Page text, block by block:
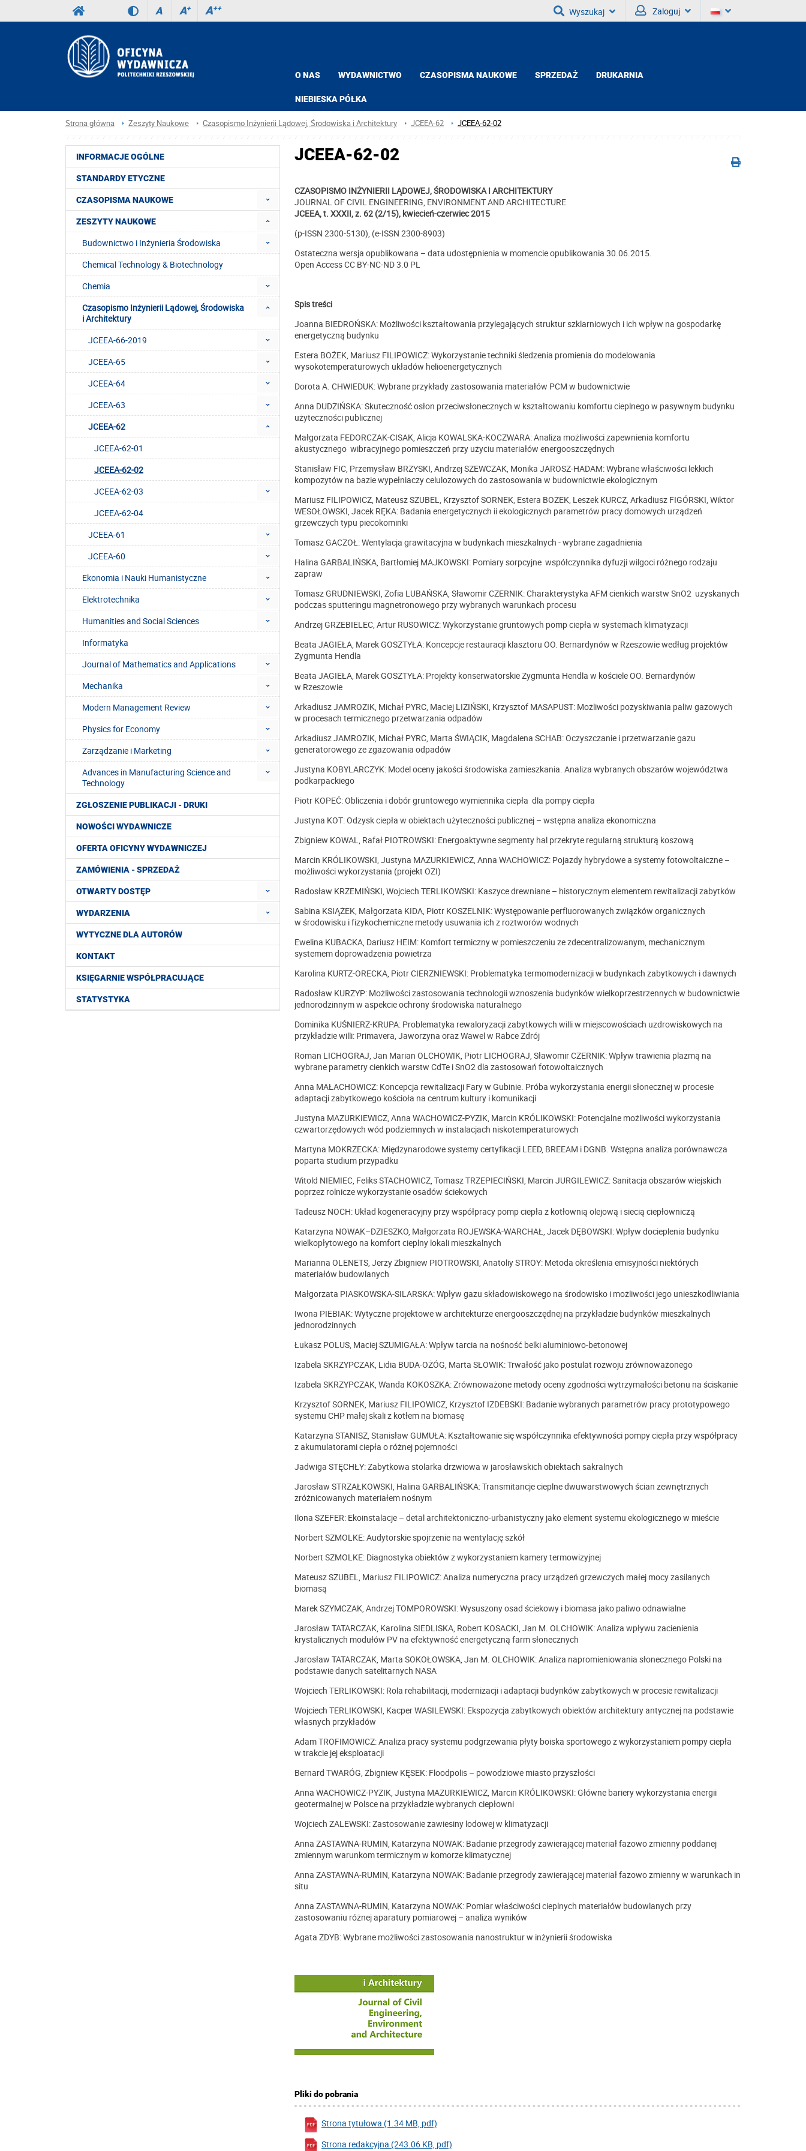
A A+ A++ Wyszukaj Zaloguj
O NAS WYDAWNICTWO CZASOPISMA NAUKOWE SPRZEDAŻ DRUKARNIA
NIEBIESKA PÓŁKA
Strona główna Zeszyty Naukowe Czasopismo Inżynierii Lądowej, Środowiska i Architektury JCEEA-62 JCEEA-62-02
INFORMACJE OGÓLNE
STANDARDY ETYCZNE
CZASOPISMA NAUKOWE
ZESZYTY NAUKOWE
Budownictwo i Inżynieria Środowiska
Chemical Technology & Biotechnology
Chemia
Czasopismo Inżynierii Lądowej, Środowiska
i Architektury
JCEEA-66-2019
JCEEA-65
JCEEA-64
JCEEA-63
JCEEA-62
JCEEA-62-01
JCEEA-62-02
JCEEA-62-03
JCEEA-62-04
JCEEA-61
JCEEA-60
Ekonomia i Nauki Humanistyczne
Elektrotechnika
Humanities and Social Sciences
Informatyka
Journal of Mathematics and Applications
Mechanika
Modern Management Review
Physics for Economy
Zarządzanie i Marketing
Advances in Manufacturing Science and
Technology
ZGŁOSZENIE PUBLIKACJI - DRUKI
NOWOŚCI WYDAWNICZE
OFERTA OFICYNY WYDAWNICZEJ
ZAMÓWIENIA - SPRZEDAŻ
OTWARTY DOSTĘP
WYDARZENIA
WYTYCZNE DLA AUTORÓW
KONTAKT
KSIĘGARNIE WSPÓŁPRACUJĄCE
STATYSTYKA
JCEEA-62-02
CZASOPISMO INŻYNIERII LĄDOWEJ, ŚRODOWISKA I ARCHITEKTURY
JOURNAL OF CIVIL ENGINEERING, ENVIRONMENT AND ARCHITECTURE
JCEEA, t. XXXII, z. 62 (2/15), kwiecień-czerwiec 2015
(p-ISSN 2300-5130), (e-ISSN 2300-8903)
Ostateczna wersja opublikowana – data udostępnienia w momencie opublikowania 30.06.2015.
Open Access CC BY-NC-ND 3.0 PL
Spis treści
Joanna BIEDROŃSKA: Możliwości kształtowania przylegających struktur szklarniowych i ich wpływ na gospodarkę
energetyczną budynku
Estera BOŻEK, Mariusz FILIPOWICZ: Wykorzystanie techniki śledzenia promienia do modelowania
wysokotemperaturowych układów helioenergetycznych
Dorota A. CHWIEDUK: Wybrane przykłady zastosowania materiałów PCM w budownictwie
Anna DUDZIŃSKA: Skuteczność osłon przeciwsłonecznych w kształtowaniu komfortu cieplnego w pasywnym budynku
użyteczności publicznej
Małgorzata FEDORCZAK-CISAK, Alicja KOWALSKA-KOCZWARA: Analiza możliwości zapewnienia komfortu
akustycznego wibracyjnego pomieszczeń przy użyciu materiałów energooszczędnych
Stanisław FIC, Przemysław BRZYSKI, Andrzej SZEWCZAK, Monika JAROSZ-HADAM: Wybrane właściwości lekkich
kompozytów na bazie wypełniaczy celulozowych do zastosowania w budownictwie ekologicznym
Mariusz FILIPOWICZ, Mateusz SZUBEL, Krzysztof SORNEK, Estera BOŻEK, Leszek KURCZ, Arkadiusz FIGÓRSKI, Wiktor
WESOŁOWSKI, Jacek RĘKA: Badania energetycznych ii ekologicznych parametrów pracy domowych urządzeń
grzewczych typu piecokominki
Tomasz GACZOŁ: Wentylacja grawitacyjna w budynkach mieszkalnych - wybrane zagadnienia
Halina GARBALIŃSKA, Bartłomiej MAJKOWSKI: Pomiary sorpcyjne współczynnika dyfuzji wilgoci różnego rodzaju
zapraw
Tomasz GRUDNIEWSKI, Zofia LUBAŃSKA, Sławomir CZERNIK: Charakterystyka AFM cienkich warstw SnO2 uzyskanych
podczas sputteringu magnetronowego przy wybranych warunkach procesu
Andrzej GRZEBIELEC, Artur RUSOWICZ: Wykorzystanie gruntowych pomp ciepła w systemach klimatyzacji
Beata JAGIEŁA, Marek GOSZTYŁA: Koncepcje restauracji klasztoru OO. Bernardynów w Rzeszowie według projektów
Zygmunta Hendla
Beata JAGIEŁA, Marek GOSZTYŁA: Projekty konserwatorskie Zygmunta Hendla w kościele OO. Bernardynów
w Rzeszowie
Arkadiusz JAMROZIK, Michał PYRC, Maciej LIZIŃSKI, Krzysztof MASAPUST: Możliwości pozyskiwania paliw gazowych
w procesach termicznego przetwarzania odpadów
Arkadiusz JAMROZIK, Michał PYRC, Marta ŚWIĄCIK, Magdalena SCHAB: Oczyszczanie i przetwarzanie gazu
generatorowego ze zgazowania odpadów
Justyna KOBYLARCZYK: Model oceny jakości środowiska zamieszkania. Analiza wybranych obszarów województwa
podkarpackiego
Piotr KOPEĆ: Obliczenia i dobór gruntowego wymiennika ciepła dla pompy ciepła
Justyna KOT: Odzysk ciepła w obiektach użyteczności publicznej – wstępna analiza ekonomiczna
Zbigniew KOWAL, Rafał PIOTROWSKI: Energoaktywne segmenty hal przekryte regularną strukturą koszową
Marcin KRÓLIKOWSKI, Justyna MAZURKIEWICZ, Anna WACHOWICZ: Pojazdy hybrydowe a systemy fotowoltaiczne –
możliwości wykorzystania (projekt OZI)
Radosław KRZEMIŃSKI, Wojciech TERLIKOWSKI: Kaszyce drewniane – historycznym elementem rewitalizacji zabytków
Sabina KSIĄŻEK, Małgorzata KIDA, Piotr KOSZELNIK: Występowanie perfluorowanych związków organicznych
w środowisku i fizykochemiczne metody usuwania ich z roztworów wodnych
Ewelina KUBACKA, Dariusz HEIM: Komfort termiczny w pomieszczeniu ze zdecentralizowanym, mechanicznym
systemem doprowadzenia powietrza
Karolina KURTZ-ORECKA, Piotr CIERZNIEWSKI: Problematyka termomodernizacji w budynkach zabytkowych i dawnych
Radosław KURZYP: Możliwości zastosowania technologii wznoszenia budynków wielkoprzestrzennych w budownictwie
jednorodzinnym w aspekcie ochrony środowiska naturalnego
Dominika KUŚNIERZ-KRUPA: Problematyka rewaloryzacji zabytkowych willi w miejscowościach uzdrowiskowych na
przykładzie willi: Primavera, Jaworzyna oraz Wawel w Rabce Zdrój
Roman LICHOGRAJ, Jan Marian OLCHOWIK, Piotr LICHOGRAJ, Sławomir CZERNIK: Wpływ trawienia plazmą na
wybrane parametry cienkich warstw CdTe i SnO2 dla zastosowań fotowoltaicznych
Anna MAŁACHOWICZ: Koncepcja rewitalizacji Fary w Gubinie. Próba wykorzystania energii słonecznej w procesie
adaptacji zabytkowego kościoła na centrum kultury i komunikacji
Justyna MAZURKIEWICZ, Anna WACHOWICZ-PYZIK, Marcin KRÓLIKOWSKI: Potencjalne możliwości wykorzystania
czwartorzędowych wód podziemnych w instalacjach niskotemperaturowych
Martyna MOKRZECKA: Międzynarodowe systemy certyfikacji LEED, BREEAM i DGNB. Wstępna analiza porównawcza
poparta studium przypadku
Witold NIEMIEC, Feliks STACHOWICZ, Tomasz TRZEPIECIŃSKI, Marcin JURGILEWICZ: Sanitacja obszarów wiejskich
poprzez rolnicze wykorzystanie osadów ściekowych
Tadeusz NOCH: Układ kogeneracyjny przy współpracy pomp ciepła z kotłownią olejową i siecią ciepłowniczą
Katarzyna NOWAK–DZIESZKO, Małgorzata ROJEWSKA-WARCHAŁ, Jacek DĘBOWSKI: Wpływ docieplenia budynku
wielkopłytowego na komfort cieplny lokali mieszkalnych
Marianna OLENETS, Jerzy Zbigniew PIOTROWSKI, Anatoliy STROY: Metoda określenia emisyjności niektórych
materiałów budowlanych
Małgorzata PIASKOWSKA-SILARSKA: Wpływ gazu składowiskowego na środowisko i możliwości jego unieszkodliwiania
Iwona PIEBIAK: Wytyczne projektowe w architekturze energooszczędnej na przykładzie budynków mieszkalnych
jednorodzinnych
Łukasz POLUS, Maciej SZUMIGAŁA: Wpływ tarcia na nośność belki aluminiowo-betonowej
Izabela SKRZYPCZAK, Lidia BUDA-OŻÓG, Marta SŁOWIK: Trwałość jako postulat rozwoju zrównoważonego
Izabela SKRZYPCZAK, Wanda KOKOSZKA: Zrównoważone metody oceny zgodności wytrzymałości betonu na ściskanie
Krzysztof SORNEK, Mariusz FILIPOWICZ, Krzysztof IZDEBSKI: Badanie wybranych parametrów pracy prototypowego
systemu CHP małej skali z kotłem na biomasę
Katarzyna STANISZ, Stanisław GUMUŁA: Kształtowanie się współczynnika efektywności pompy ciepła przy współpracy
z akumulatorami ciepła o różnej pojemności
Jadwiga STĘCHŁY: Zabytkowa stolarka drzwiowa w jarosławskich obiektach sakralnych
Jarosław STRZAŁKOWSKI, Halina GARBALIŃSKA: Transmitancje cieplne dwuwarstwowych ścian zewnętrznych
zróżnicowanych materiałem nośnym
Ilona SZEFER: Ekoinstalacje – detal architektoniczno-urbanistyczny jako element systemu ekologicznego w mieście
Norbert SZMOLKE: Audytorskie spojrzenie na wentylację szkół
Norbert SZMOLKE: Diagnostyka obiektów z wykorzystaniem kamery termowizyjnej
Mateusz SZUBEL, Mariusz FILIPOWICZ: Analiza numeryczna pracy urządzeń grzewczych małej mocy zasilanych
biomasą
Marek SZYMCZAK, Andrzej TOMPOROWSKI: Wysuszony osad ściekowy i biomasa jako paliwo odnawialne
Jarosław TATARCZAK, Karolina SIEDLISKA, Robert KOSACKI, Jan M. OLCHOWIK: Analiza wpływu zacienienia
krystalicznych modułów PV na efektywność energetyczną farm słonecznych
Jarosław TATARCZAK, Marta SOKOŁOWSKA, Jan M. OLCHOWIK: Analiza napromieniowania słonecznego Polski na
podstawie danych satelitarnych NASA
Wojciech TERLIKOWSKI: Rola rehabilitacji, modernizacji i adaptacji budynków zabytkowych w procesie rewitalizacji
Wojciech TERLIKOWSKI, Kacper WASILEWSKI: Ekspozycja zabytkowych obiektów architektury antycznej na podstawie
własnych przykładów
Adam TROFIMOWICZ: Analiza pracy systemu podgrzewania płyty boiska sportowego z wykorzystaniem pompy ciepła
w trakcie jej eksploatacji
Bernard TWARÓG, Zbigniew KĘSEK: Floodpolis – powodziowe miasto przyszłości
Anna WACHOWICZ-PYZIK, Justyna MAZURKIEWICZ, Marcin KRÓLIKOWSKI: Główne bariery wykorzystania energii
geotermalnej w Polsce na przykładzie wybranych ciepłowni
Wojciech ZALEWSKI: Zastosowanie zawiesiny lodowej w klimatyzacji
Anna ZASTAWNA-RUMIN, Katarzyna NOWAK: Badanie przegrody zawierającej materiał fazowo zmienny poddanej
zmiennym warunkom termicznym w komorze klimatycznej
Anna ZASTAWNA-RUMIN, Katarzyna NOWAK: Badanie przegrody zawierającej materiał fazowo zmienny w warunkach in
situ
Anna ZASTAWNA-RUMIN, Katarzyna NOWAK: Pomiar właściwości cieplnych materiałów budowlanych przy
zastosowaniu różnej aparatury pomiarowej – analiza wyników
Agata ZDYB: Wybrane możliwości zastosowania nanostruktur w inżynierii środowiska
Pliki do pobrania
Strona tytułowa (1.34 MB, pdf)
Strona redakcyjna (243.06 KB, pdf)